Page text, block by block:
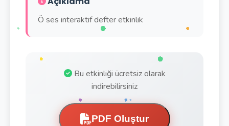
Ö ses interaktif defter etkinlik
Bu etkinliği ücretsiz olarak
indirebilirsiniz
PDF Oluştur